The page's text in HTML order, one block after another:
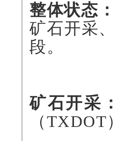
整体状态：
矿石开采
段。
矿石开采：
（